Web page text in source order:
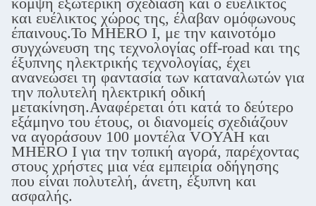
και ευέλικτος χώρος της, έλαβαν ομόφωνους
έπαινους.Το MHERO I, με την καινοτόμο
συγχώνευση της τεχνολογίας off-road και της
έξυπνης ηλεκτρικής τεχνολογίας, έχει
ανανεώσει τη φαντασία των καταναλωτών για
την πολυτελή ηλεκτρική οδική
μετακίνηση.Αναφέρεται ότι κατά το δεύτερο
εξάμηνο του έτους, οι διανομείς σχεδιάζουν
να αγοράσουν 100 μοντέλα VOYAH και
MHERO I για την τοπική αγορά, παρέχοντας
στους χρήστες μια νέα εμπειρία οδήγησης
που είναι πολυτελή, άνετη, έξυπνη και
ασφαλής.